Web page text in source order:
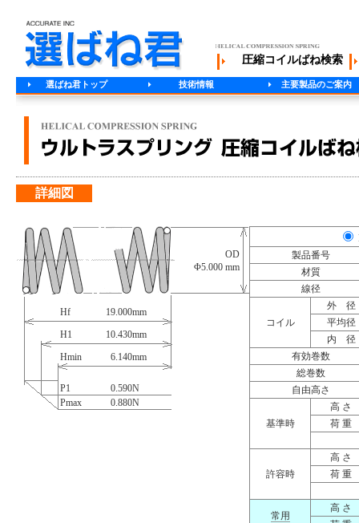
圧縮コイルばね検索
選ばね君トップ 技術情報 主要製品のご案内
詳細図
OD
Φ5.000 mm
Hf 19.000mm
H1
10.430mm
Hmin
6.140mm
P1 0.590N
Pmax
0.880N
製品番号
材質
線径
コイル
外 径
平均径
内 径
有効巻数
総巻数
自由高さ
基準時
高 さ
荷 重
許容時
高 さ
荷 重
常用
高 さ